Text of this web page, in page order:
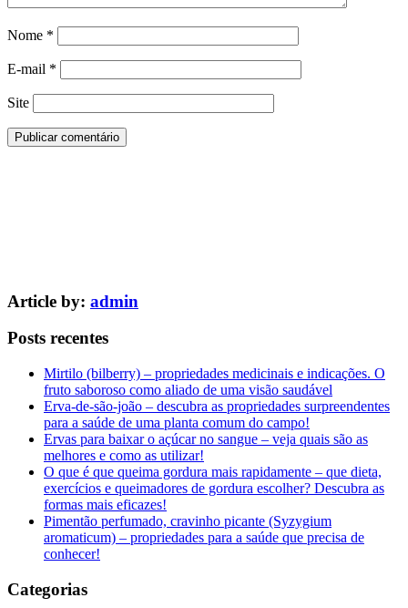
Nome *
E-mail *
Site
Article by: admin
Posts recentes
Mirtilo (bilberry) – propriedades medicinais e indicações. O
fruto saboroso como aliado de uma visão saudável
Erva-de-são-joão – descubra as propriedades surpreendentes
para a saúde de uma planta comum do campo!
Ervas para baixar o açúcar no sangue – veja quais são as
melhores e como as utilizar!
O que é que queima gordura mais rapidamente – que dieta,
exercícios e queimadores de gordura escolher? Descubra as
formas mais eficazes!
Pimentão perfumado, cravinho picante (Syzygium
aromaticum) – propriedades para a saúde que precisa de
conhecer!
Categorias